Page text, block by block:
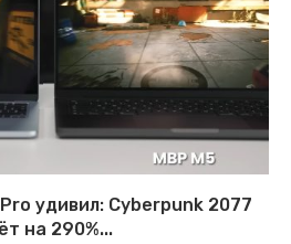
удивил: Cyberpunk 2077
на 290%...